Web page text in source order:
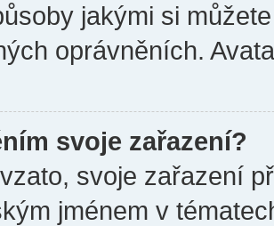
jakými si
oprávněních.
svoje zařazení?
svoje zařazení
jménem v